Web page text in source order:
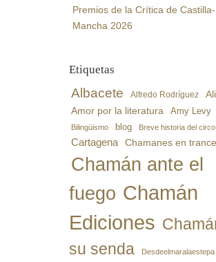
Premios de la Crítica de
Mancha 2026
Etiquetas
Albacete Alfredo Rodríguez
Amor por la literatura
Amy Levy
Bilingüismo blog Breve historia del circo
Cartagena Chamanes en trance
Chamán ante el
fuego Chamán
Ediciones
su senda
Desdeelmaralaestepa